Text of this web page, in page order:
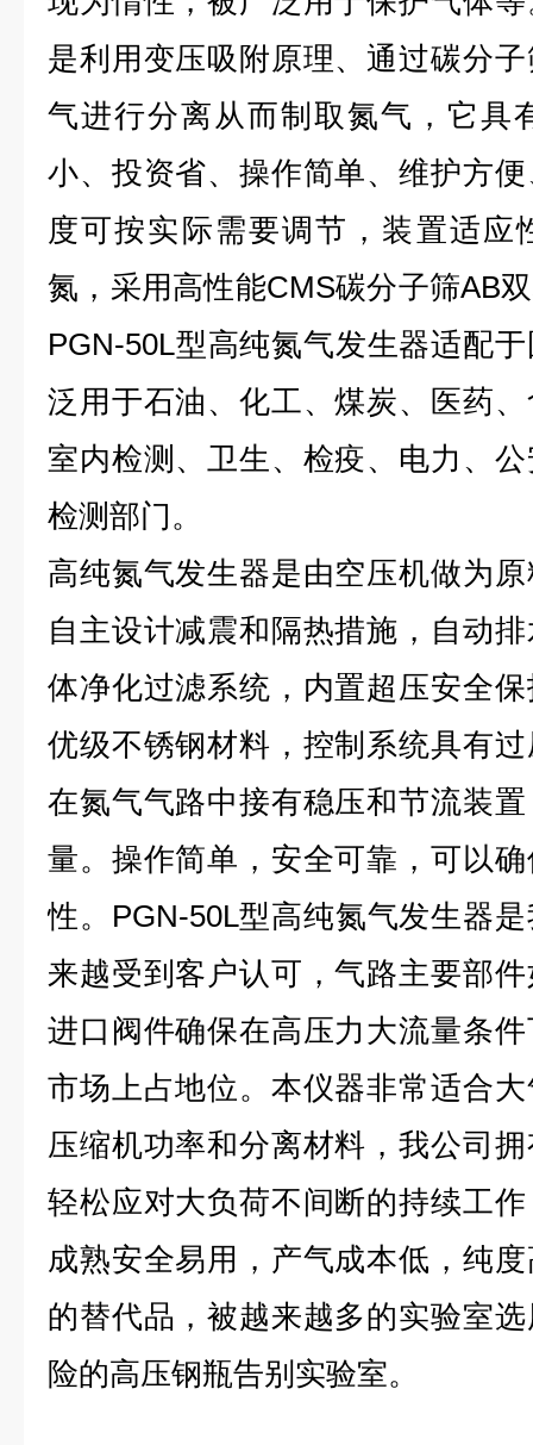
是利用变压吸附原理、通过碳分
气进行分离从而制取氮气，它具
小、投资省、操作简单、维护方
度可按实际需要调节，装置适应
氮，采用高性能CMS碳分子筛AB
PGN-50L型高纯氮气发生器适配
泛用于石油、化工、煤炭、医药
室内检测、卫生、检疫、电力、
检测部门。
高纯氮气发生器是由空压机做为
自主设计减震和隔热措施，自动
体净化过滤系统，内置超压安全
优级不锈钢材料，控制系统具有
在氮气气路中接有稳压和节流装
量。操作简单，安全可靠，可以
性。PGN-50L型高纯氮气发生器
来越受到客户认可，气路主要部
进口阀件确保在高压力大流量条
市场上占地位。本仪器非常适合
压缩机功率和分离材料，我公司
轻松应对大负荷不间断的持续工
成熟安全易用，产气成本低，纯
的替代品，被越来越多的实验室
险的高压钢瓶告别实验室。